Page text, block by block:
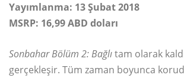
Yayımlanma: 13 Şubat 2018
MSRP: 16,99 ABD doları
Sonbahar Bölüm 2: Bağlıtam olarak
gerçekleşir. Tüm zaman boyunca